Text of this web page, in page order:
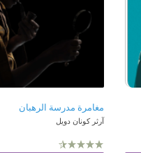
مغامرة مدرسة الرهبان
آرثر كونان دويل